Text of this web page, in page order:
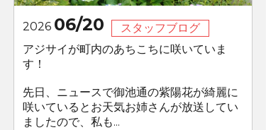
2026 06/20
スタッフブログ
アジサイが町内のあちこちに咲いていま
す！
先日、ニュースで御池通の紫陽花が綺麗に
咲いているとお天気お姉さんが放送してい
ましたので、私も...